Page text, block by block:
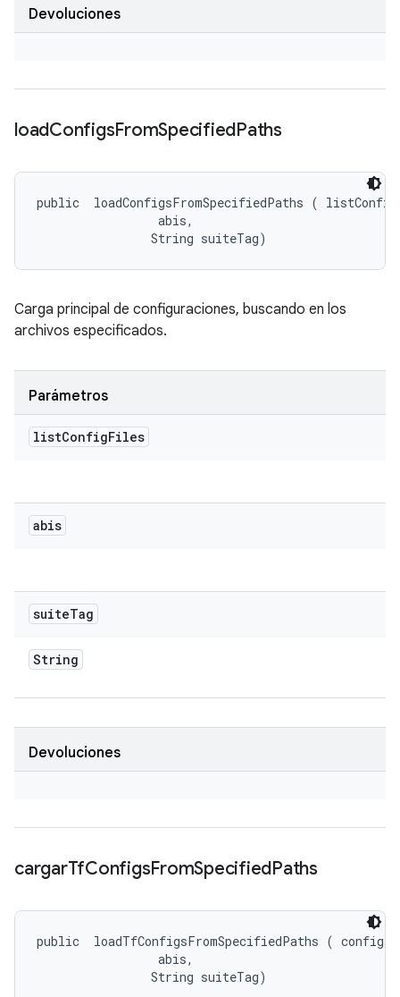
Devoluciones
loadConfigsFromSpecifiedPaths
public loadConfigsFromSpecifiedPaths (
abis,
                String suiteTag)
Carga principal de configuraciones, buscando en los
archivos especificados.
Parámetros
listConfigFiles
abis
suiteTag
String
Devoluciones
cargarTfConfigsFromSpecifiedPaths
public loadTfConfigsFromSpecifiedPaths (
abis,
                String suiteTag)